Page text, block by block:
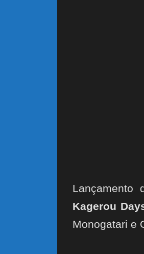
Lançamento
Kagerou
Monogatari e